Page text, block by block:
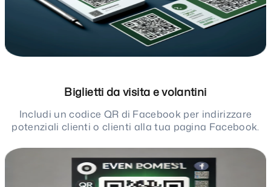
Biglietti da visita e volantini
Includi un codice QR di Facebook per indirizzare
potenziali clienti o clienti alla tua pagina Facebook.